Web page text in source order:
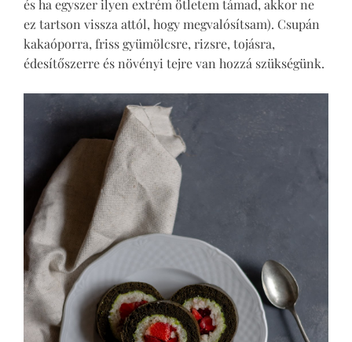
és ha egyszer ilyen extrém ötletem támad, akkor ne
ez tartson vissza attól, hogy megvalósítsam). Csupán
kakaóporra, friss gyümölcsre, rizsre, tojásra,
édesítőszerre és növényi tejre van hozzá szükségünk.